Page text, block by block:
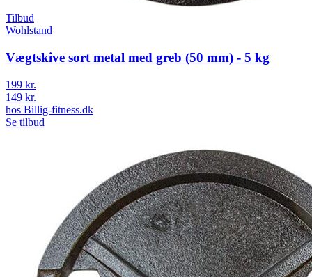
Tilbud
Wohlstand
Vægtskive sort metal med greb (50 mm) - 5 kg
199 kr.
149 kr.
hos Billig-fitness.dk
Se tilbud